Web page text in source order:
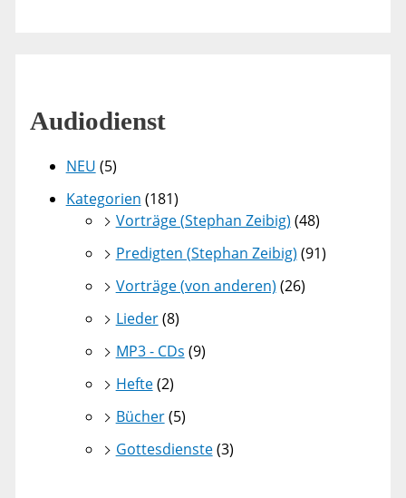
Audiodienst
NEU (5)
Kategorien (181)
Vorträge (Stephan Zeibig) (48)
Predigten (Stephan Zeibig) (91)
Vorträge (von anderen) (26)
Lieder(8)
MP3 - CDs (9)
Hefte(2)
Bücher(5)
Gottesdienste(3)